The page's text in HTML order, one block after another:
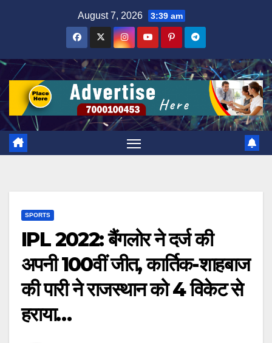
August 7, 2026 3:39 am
SPORTS
IPL 2022: बैंगलोर ने दर्ज की
अपनी 100वीं जीत, कार्तिक-शाहबाज
की पारी ने राजस्थान को 4 विकेट से
हराया…